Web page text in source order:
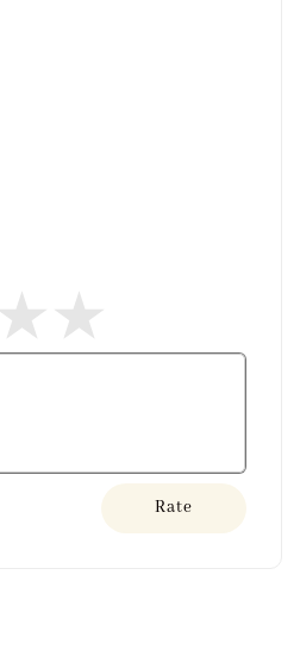
Rate